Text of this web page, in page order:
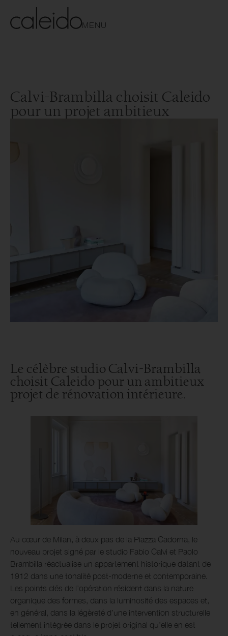
MENU
Calvi-Brambilla choisit Caleido
pour un projet ambitieux
Le célèbre studio Calvi-Brambilla
choisit Caleido pour un ambitieux
projet de rénovation intérieure.
Au cœur de Milan, à deux pas de la Piazza Cadorna, le
nouveau projet signé par le studio Fabio Calvi et Paolo
Brambilla réactualise un appartement historique datant de
1912 dans une tonalité post-moderne et contemporaine.
Les points clés de l’opération résident dans la nature
organique des formes, dans la luminosité des espaces et,
en général, dans la légèreté d’une intervention structurelle
tellement intégrée dans le projet original qu’elle en est